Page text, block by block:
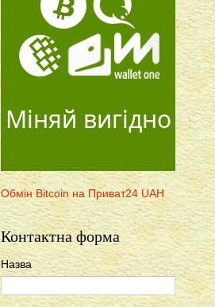
Міняй вигідно
Обмін Bitcoin на Приват24 UAH
Контактна форма
Назва